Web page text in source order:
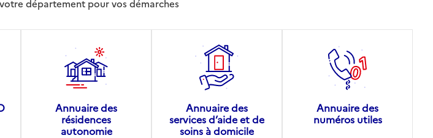
département pour vos démarches
Annuaire des
résidences
autonomie
Annuaire des
services d’aide et de
soins à domicile
Annuaire des
numéros utiles